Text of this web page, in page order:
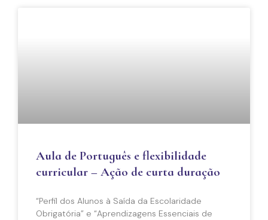
Aula de Português e flexibilidade
curricular – Ação de curta duração
“Perfil dos Alunos à Saída da Escolaridade
Obrigatória” e “Aprendizagens Essenciais de